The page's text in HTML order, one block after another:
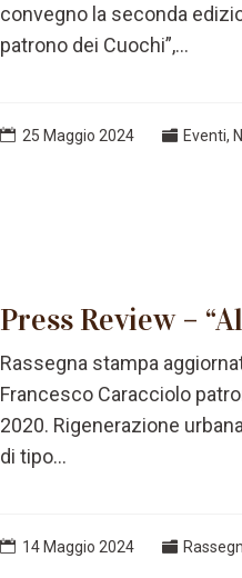
convegno la seconda
patrono dei Cuochi”,...
25 Maggio 2024 Eventi,
Press Review –
Rassegna stampa
Francesco Caracciolo
2020. Rigenerazione
di tipo...
14 Maggio 2024